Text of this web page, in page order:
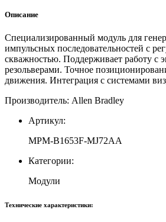
управления
Bradley
MPM-
B1653F-
MJ72AA
Описание
Специализированный модуль для
импульсных последовательностей с
скважностью. Поддерживает работу с
резольверами. Точное
движения. Интеграция с системами
Производитель: Allen Bradley
Артикул:
MPM-B1653F-MJ72AA
Категории:
Модули
Технические характеристики: